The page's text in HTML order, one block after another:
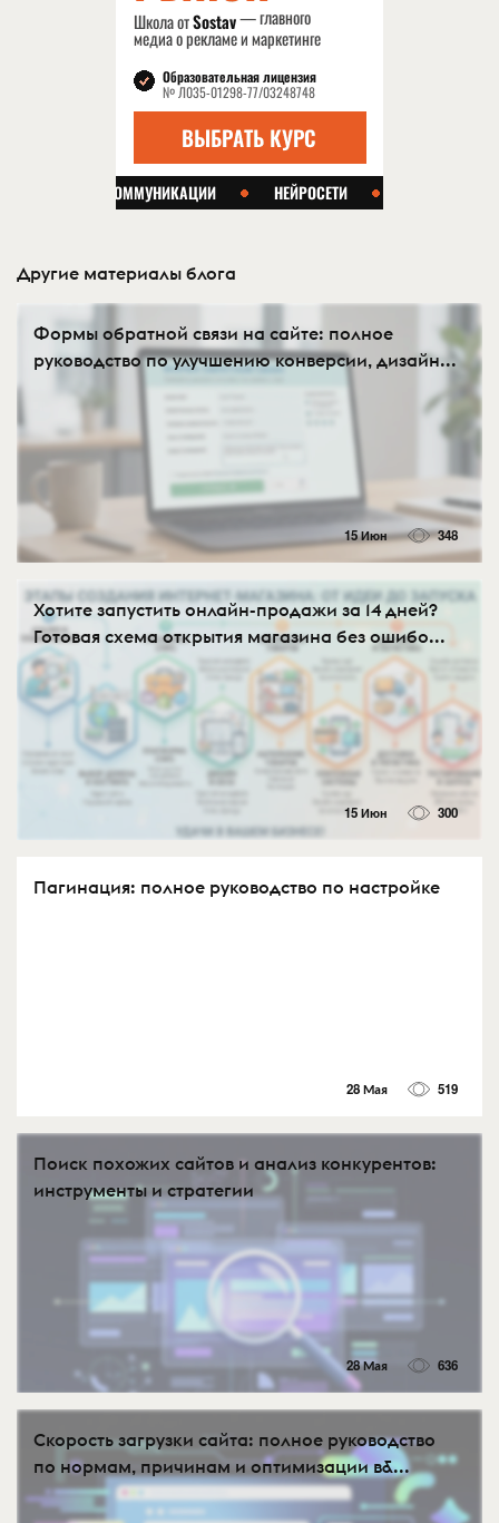
Другие материалы блога
Формы обратной связи на сайте: полное
руководство по улучшению конверсии, дизайн...
15 Июн 348
Хотите запустить онлайн-продажи за 14 дней?
Готовая схема открытия магазина без ошибо...
15 Июн 300
Пагинация: полное руководство по настройке
28 Мая 519
Поиск похожих сайтов и анализ конкурентов:
инструменты и стратегии
28 Мая 636
Скорость загрузки сайта: полное руководство
по нормам, причинам и оптимизации в&...